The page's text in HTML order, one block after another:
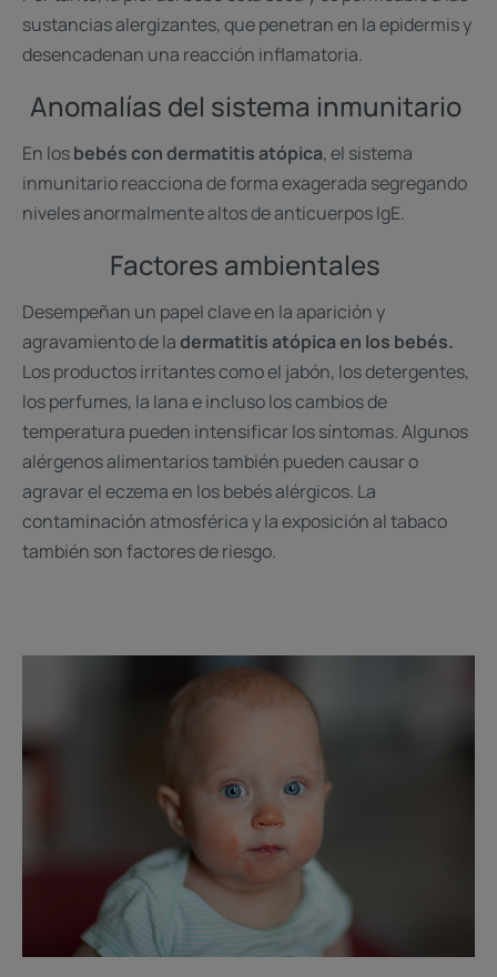
sustancias alergizantes, que penetran en la epidermis y
desencadenan una reacción inflamatoria.
Anomalías del sistema inmunitario
En losbebés con dermatitis atópica, el sistema
inmunitario reacciona de forma exagerada segregando
niveles anormalmente altos de anticuerpos IgE.
Factores ambientales
Desempeñan un papel clave en la aparición y
agravamiento de ladermatitis atópica en los bebés.
Los productos irritantes como el jabón, los detergentes,
los perfumes, la lana e incluso los cambios de
temperatura pueden intensificar los síntomas. Algunos
alérgenos alimentarios también pueden causar o
agravar el eczema en los bebés alérgicos. La
contaminación atmosférica y la exposición al tabaco
también son factores de riesgo.